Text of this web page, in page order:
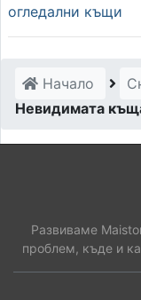
огледални къщи
Начало
Невидимата
Развиваме
проблем, къде и